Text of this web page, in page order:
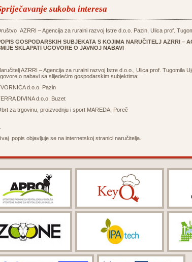
sukoba interesa
AZRRI – Agencija za ruralni razvoj Istre d.o.o. Pazin, Ulica prof.
GOSPODARSKIH SUBJEKATA S KOJIMA NARUČITELJ AZRRI –
SKLAPATI UGOVORE O JAVNOJ NABAVI
AZRRI – Agencija za ruralni razvoj Istre d.o.o., Ulica prof. Tugomila
o nabavi sa slijedećim gospodarskim subjektima:
d.o.o. Pazin
DIVINA d.o.o. Buzet
za trgovinu, proizvodnju i sport MAREDA, Poreč
popis objavljuje se na internetskoj stranici naručitelja.